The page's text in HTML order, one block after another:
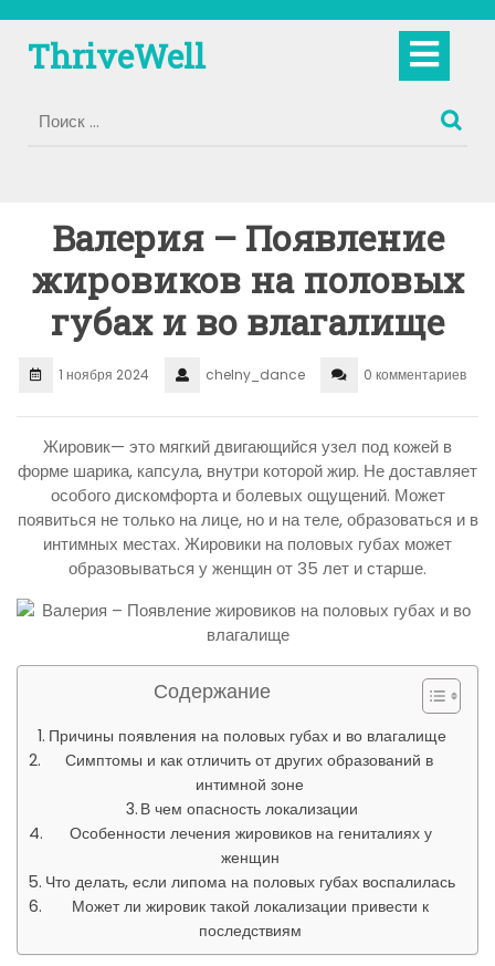
содержимому
ThriveWell
Валерия – Появление
жировиков на половых
губах и во влагалище
1 ноября 2024 chelny_dance 0 комментариев
Жировик— это мягкий двигающийся узел под кожей в
форме шарика, капсула, внутри которой жир. Не доставляет
особого дискомфорта и болевых ощущений. Может
появиться не только на лице, но и на теле, образоваться и в
интимных местах. Жировики на половых губах может
образовываться у женщин от 35 лет и старше.
Содержание
Причины появления на половых губах и во влагалище
Симптомы и как отличить от других образований в
интимной зоне
В чем опасность локализации
Особенности лечения жировиков на гениталиях у
женщин
Что делать, если липома на половых губах воспалилась
Может ли жировик такой локализации привести к
последствиям